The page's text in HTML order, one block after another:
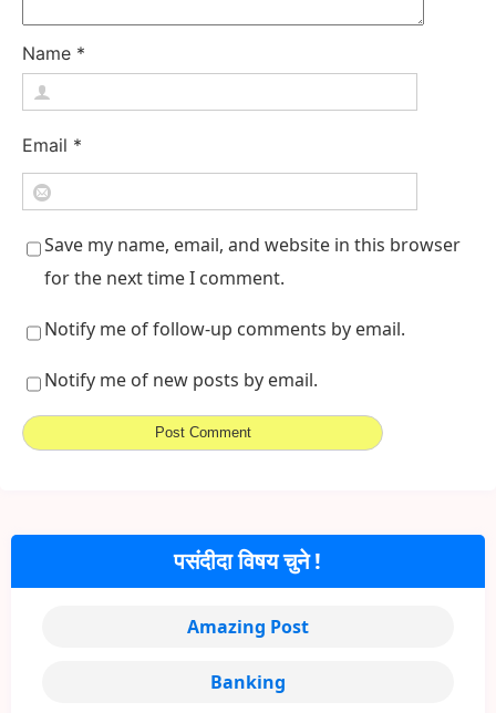
Name *
Email *
Save my name, email, and website in this browser
for the next time I comment.
Notify me of follow-up comments by email.
Notify me of new posts by email.
पसंदीदा विषय चुने !
Amazing Post
Banking